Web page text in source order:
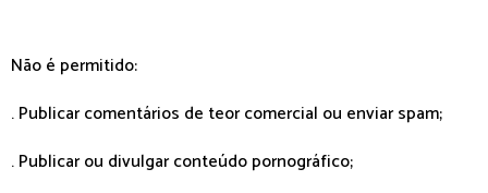
Não é permitido:
. Publicar comentários de teor comercial ou enviar spam;
. Publicar ou divulgar conteúdo pornográfico;